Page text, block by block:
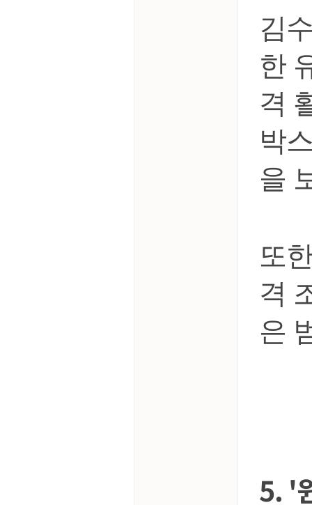
김
한
격
박
을
또
격
은
5. '